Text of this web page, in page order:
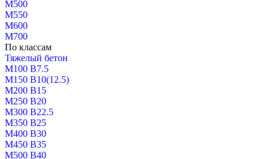
М500
М550
М600
М700
По классам
Тяжелый бетон
М100 В7.5
М150 В10(12.5)
М200 В15
М250 В20
М300 В22.5
М350 В25
М400 В30
М450 В35
М500 В40